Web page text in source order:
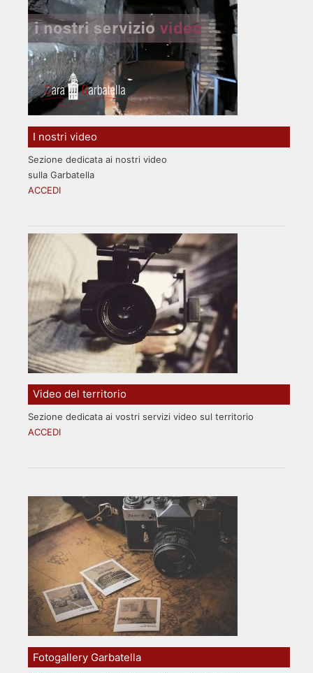
I nostri video
Sezione dedicata ai nostri video
sulla Garbatella
ACCEDI
Video del territorio
Sezione dedicata ai vostri servizi video sul territorio
ACCEDI
Fotogallery Garbatella